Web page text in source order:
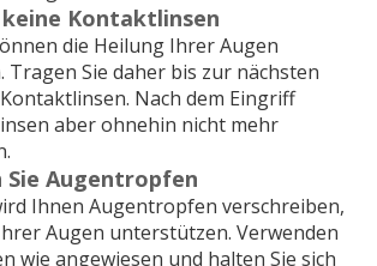
keine Kontaktlinsen
die Heilung Ihrer Augen
Tragen Sie daher bis zur nächsten
Nach dem Eingriff
aber ohnehin nicht mehr
Sie Augentropfen
Ihnen Augentropfen verschreiben,
Augen unterstützen. Verwenden
wie angewiesen und halten Sie sich